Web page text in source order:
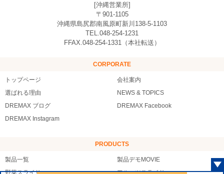
[沖縄営業所]
〒901-1105
沖縄県島尻郡南風原町新川138-5-1103
TEL.048-254-1231
FFAX.048-254-1331（本社転送）
CORPORATE
トップページ
会社案内
選ばれる理由
NEWS & TOPICS
DREMAX ブログ
DREMAX Facebook
DREMAX Instagram
PRODUCTS
製品一覧
製品デモMOVIE
野菜スライサー
フルーツスライサー